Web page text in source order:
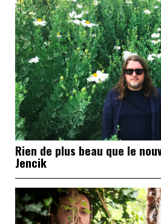
Rien de plus beau que le
Jencik